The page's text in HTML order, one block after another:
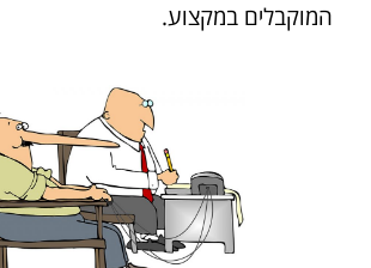
המוקבלים במקצוע.